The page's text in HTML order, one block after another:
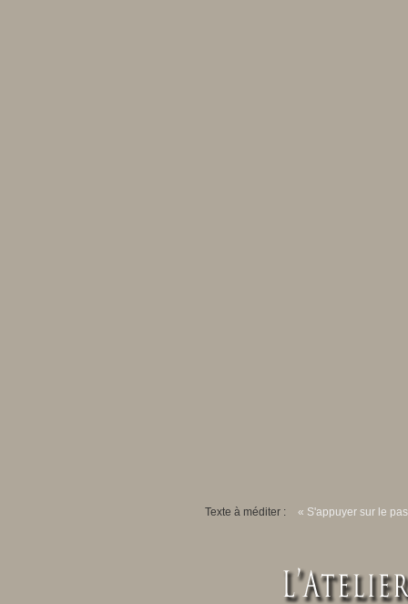
Texte à méditer : « S'appuyer sur le